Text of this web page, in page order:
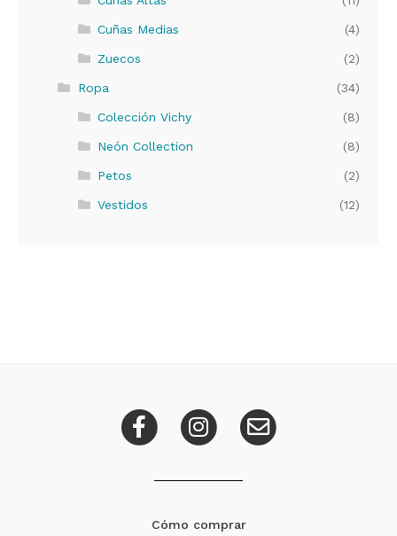
Cuñas Medias (4)
Zuecos (2)
Ropa (34)
Colección Vichy (8)
Neón Collection (8)
Petos (2)
Vestidos (12)
Cómo comprar